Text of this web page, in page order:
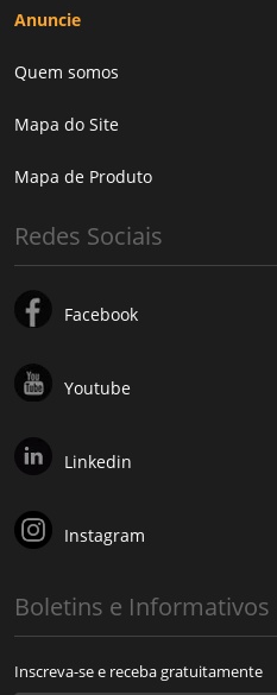
Anuncie
Quem somos
Mapa do Site
Mapa de Produto
Redes Sociais
Facebook
Youtube
Linkedin
Instagram
Boletins e Informativos
Inscreva-se e receba gratuitamente